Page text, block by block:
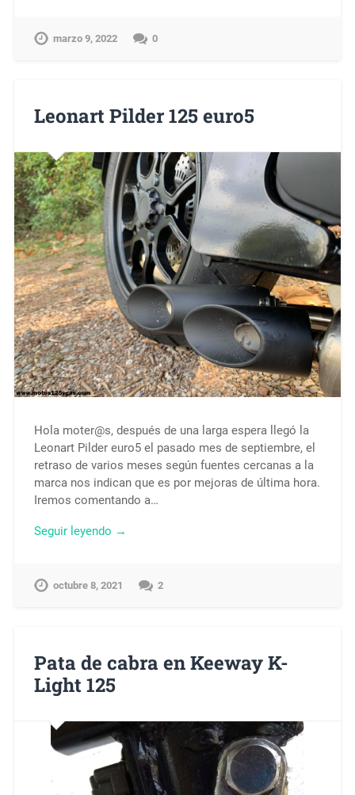
marzo 9, 2022 0
Leonart Pilder 125 euro5
Hola moter@s, después de una larga espera llegó la
Leonart Pilder euro5 el pasado mes de septiembre, el
retraso de varios meses según fuentes cercanas a la
marca nos indican que es por mejoras de última hora.
Iremos comentando a…
Seguir leyendo →
octubre 8, 2021 2
Pata de cabra en Keeway K-
Light 125